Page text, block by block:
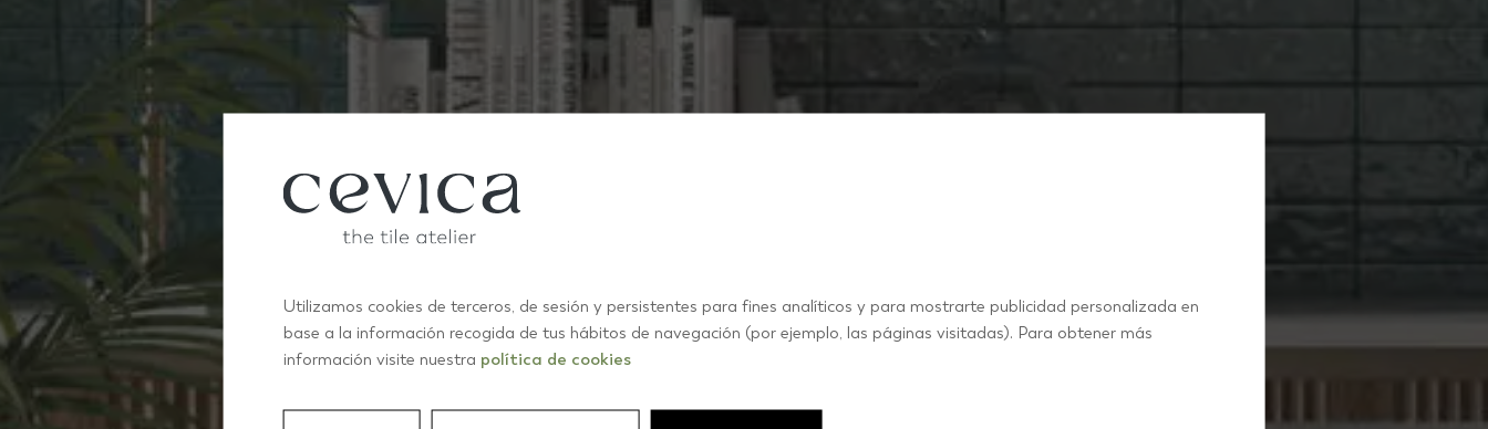
KROMATIC
Utilizamos cookies de terceros, de sesión y persistentes para fines analíticos y para mostrarte publicidad personalizada en
base a la información recogida de tus hábitos de navegación (por ejemplo, las páginas visitadas). Para obtener más
información visite nuestra política de cookies